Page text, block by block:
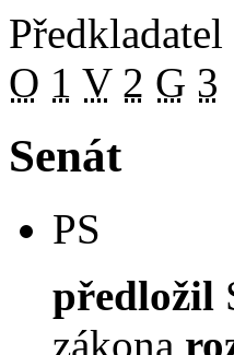
Předkladatel
O 1 V 2 G 3
Senát
PS
předložil
zákona